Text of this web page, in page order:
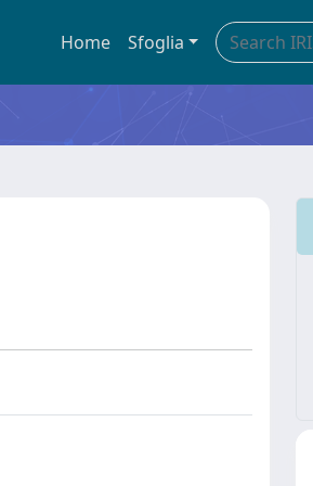
Home Sfoglia